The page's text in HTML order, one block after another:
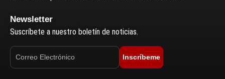
Newsletter
Suscríbete a nuestro boletín de noticias.
Inscríbeme